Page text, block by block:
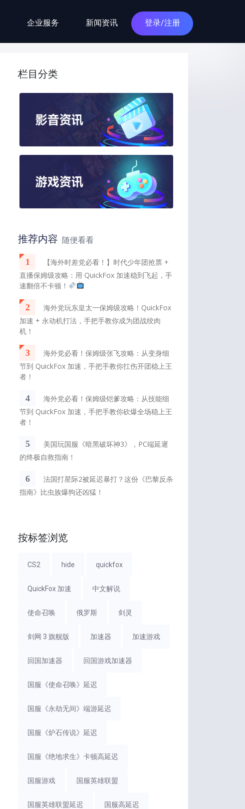
企业服务 新闻资讯 登录/注册
栏目分类
推荐内容 随便看看
1
【海外时差党必看！】时代少年团抢票 +
直播保姆级攻略：用 QuickFox 加速稳到飞起，手
速翻倍不卡顿！
2
海外党玩东皇太一保姆级攻略！QuickFox
加速 + 永动机打法，手把手教你成为团战绞肉
机！
3
海外党必看！保姆级张飞攻略：从变身细
节到 QuickFox 加速，手把手教你扛伤开团稳上王
者！
4
海外党必看！保姆级铠爹攻略：从技能细
节到 QuickFox 加速，手把手教你砍爆全场稳上王
者！
5
美国玩国服《暗黑破坏神3》，PC端延遲
的终极自救指南！
6
法国打星际2被延迟暴打？这份《巴黎反杀
指南》比虫族爆狗还凶猛！
按标签浏览
CS2 hide quickfox
QuickFox 加速 中文解说
使命召唤 俄罗斯 剑灵
剑网 3 旗舰版 加速器 加速游戏
回国加速器 回国游戏加速器
国服《使命召唤》延迟
国服《永劫无间》端游延迟
国服《炉石传说》延迟
国服《绝地求生》卡顿高延迟
国服游戏 国服英雄联盟
国服英雄联盟延迟 国服高延迟